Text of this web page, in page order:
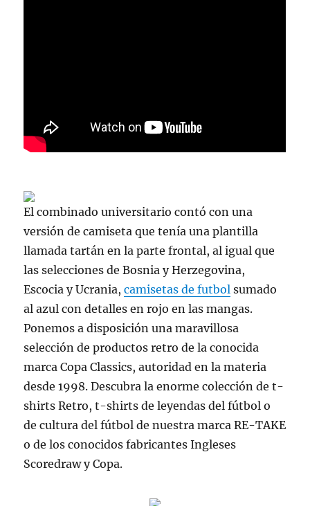
El combinado universitario contó con una
versión de camiseta que tenía una plantilla
llamada tartán en la parte frontal, al igual que
las selecciones de Bosnia y Herzegovina,
Escocia y Ucrania,camisetas de futbol sumado
al azul con detalles en rojo en las mangas.
Ponemos a disposición una maravillosa
selección de productos retro de la conocida
marca Copa Classics, autoridad en la materia
desde 1998. Descubra la enorme colección de t-
shirts Retro, t-shirts de leyendas del fútbol o
de cultura del fútbol de nuestra marca RE-TAKE
o de los conocidos fabricantes Ingleses
Scoredraw y Copa.